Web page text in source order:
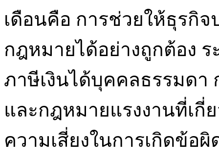
เดือนคือ การช่วยให้ธุรกิ
กฎหมายได้อย่างถูกต้อง
ภาษีเงินได้บุคคลธรรมดา
และกฎหมายแรงงานที่เกี่
ความเสี่ยงในการเกิดข้อ